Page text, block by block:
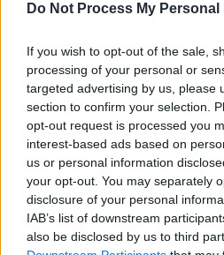
Do Not Process My
If you wish to opt-out of the sale,
processing of your personal or
targeted advertising by us, please
section to confirm your selection.
opt-out request is processed you
interest-based ads based on
us or personal information
your opt-out. You may separately
disclosure of your personal
IAB’s list of downstream
also be disclosed by us to third
Η αξέχαστη θεατρική
Αλέκου Σακελλάριουκαι
Γιαννακόπουλου«Ούτε
μεταφέρεται στη μικρή
μίνι σειρά «Τα
Ζωής Κοΐβαρη και
Δήμα. ΟιΚρατερός